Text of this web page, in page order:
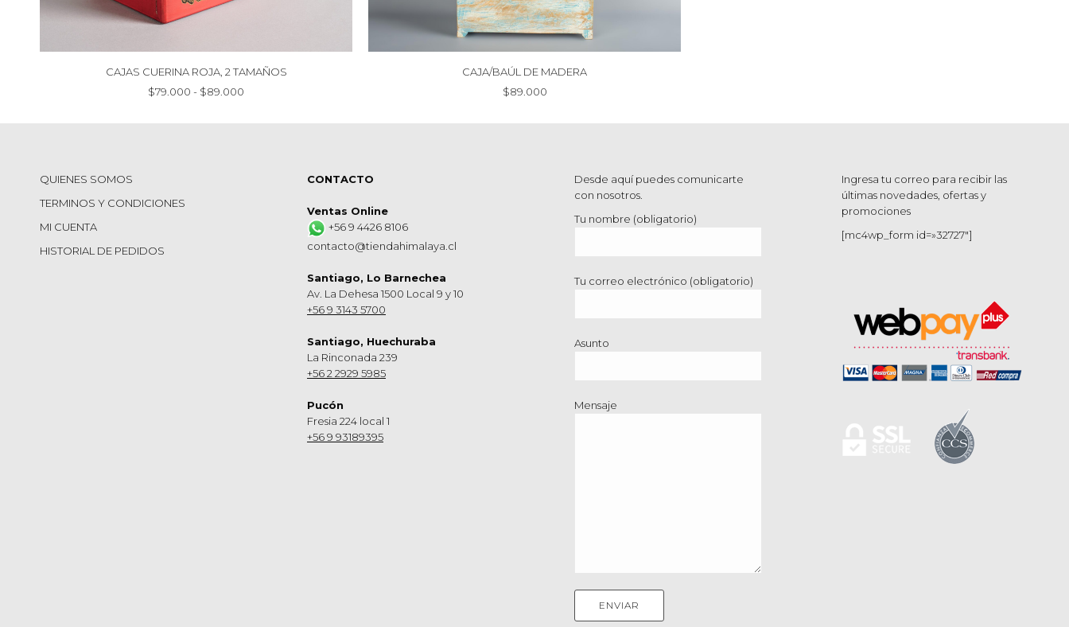
CAJAS CUERINA ROJA, 2 TAMAÑOS
$79.000 - $89.000
CAJA/BAÚL DE MADERA
$89.000
QUIENES SOMOS
TERMINOS Y CONDICIONES
MI CUENTA
HISTORIAL DE PEDIDOS
CONTACTO
Ventas Online
+56 9 4426 8106
contacto@tiendahimalaya.cl
Santiago, Lo Barnechea
Av. La Dehesa 1500 Local 9 y 10
+56 9 3143 5700
Santiago, Huechuraba
La Rinconada 239
+56 2 2929 5985
Pucón
Fresia 224 local 1
+56 9 93189395
Desde aquí puedes comunicarte
con nosotros.
Tu nombre (obligatorio)
Tu correo electrónico (obligatorio)
Asunto
Mensaje
Ingresa tu correo para recibir las
últimas novedades, ofertas y
promociones
[mc4wp_form id=»32727″]